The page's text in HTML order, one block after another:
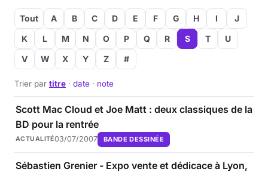
Tout A B C D E F G H I
J
K
L M N O P Q R S T
U
V
W X Y Z #
Trier par titre · date · note
Scott Mac Cloud et Joe Matt : deux classiques de la
BD pour la rentrée
ACTUALITÉ03/07/2007 BANDE DESSINÉE
Sébastien Grenier - Expo vente et dédicace à Lyon,